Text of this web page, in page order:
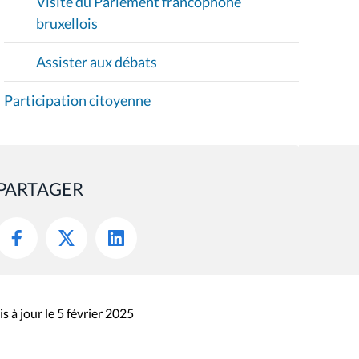
bruxellois
Assister aux débats
Participation citoyenne
à jour le 5 février 2025